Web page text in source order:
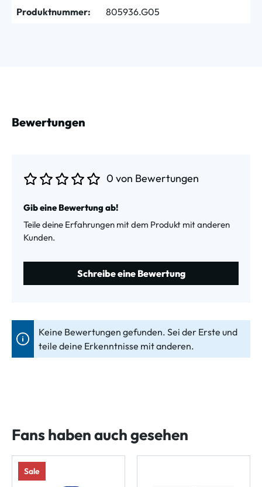
Produktnummer: 805936.G05
Bewertungen
0 von Bewertungen
Gib eine Bewertung ab!
Teile deine Erfahrungen mit dem Produkt mit anderen
Kunden.
Schreibe eine Bewertung
Keine Bewertungen gefunden. Sei der Erste und
teile deine Erkenntnisse mit anderen.
Fans haben auch gesehen
Sale